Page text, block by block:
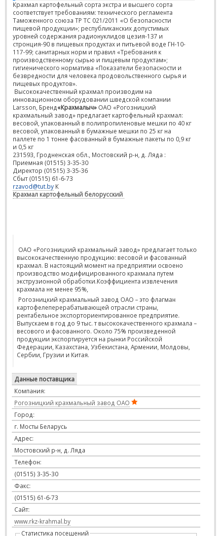
Крахмал картофельный сорта экстра и высшего сорта
соответствует требованиям: технического регламента
Таможенного союза ТР ТС 021/2011 «О безопасности
пищевой продукции»; республиканских допустимых
уровней содержания радионуклидов цезия-137 и
стронция-90 в пищевых продуктах и питьевой воде ГН-10-
117-99; санитарных норм и правил «Требования к
производственному сырью и пищевым продуктам»;
гигиенического норматива «Показатели безопасности и
безвредности для человека продовольственного сырья и
пищевых продуктов».
Высококачественный крахмал производим на
инновационном оборудовании шведской компании
Larsson, Бренд«Крахмалыч» ОАО «Рогозницкий
крахмальный завод» предлагает картофельный крахмал:
весовой, упакованный в полипропиленовые мешки по 40 кг
весовой, упакованный в бумажные мешки по 25 кг на
паллете по 1 тонне фасованный в бумажные пакеты по 0,9 кг
и 0,5 кг
231593, Гродненская обл., Мостовский р-н, д. Ляда :
Приемная (01515) 3-35-30
Директор (01515) 3-35-36
Сбыт (01515) 61-6-73
rzavod@tut.by К
Крахмал картофельный белорусский
ОАО «Рогозницкий крахмальный завод» предлагает только
высококачественную продукцию: весовой и фасованный
крахмал. В настоящий момент на предприятии освоено
производство модифицированного крахмала путем
экструзионной обработки.Коэффициента извлечения
крахмала не менее 95%,
Рогозницкий крахмальный завод ОАО – это флагман
картофелеперерабатывающей отрасли страны,
рентабельное экспорториентированное предприятие.
Выпускаем в год до 9 тыс. т высококачественного крахмала –
весового и фасованного. Около 75% произведенной
продукции экспортируется на рынки Российской
Федерации, Казахстана, Узбекистана, Армении, Молдовы,
Сербии, Грузии и Китая.
Данные поставщика
Компания:
Рогозницкий крахмальный завод ОАО
Город:
г. Мосты Беларусь
Адрес:
Мостовский р-н, д. Ляда
Телефон:
(01515) 3-35-30
Факс:
(01515) 61-6-73
Сайт:
www.rkz-krahmal.by
Статистика посещений